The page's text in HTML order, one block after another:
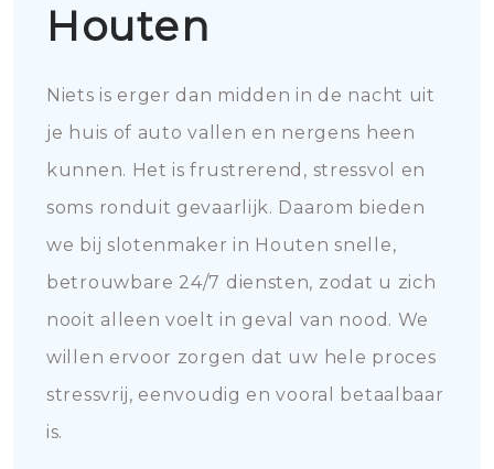
Houten
Niets is erger dan midden in de nacht uit
je huis of auto vallen en nergens heen
kunnen. Het is frustrerend, stressvol en
soms ronduit gevaarlijk. Daarom bieden
we bij slotenmaker in Houten snelle,
betrouwbare 24/7 diensten, zodat u zich
nooit alleen voelt in geval van nood. We
willen ervoor zorgen dat uw hele proces
stressvrij, eenvoudig en vooral betaalbaar
is.